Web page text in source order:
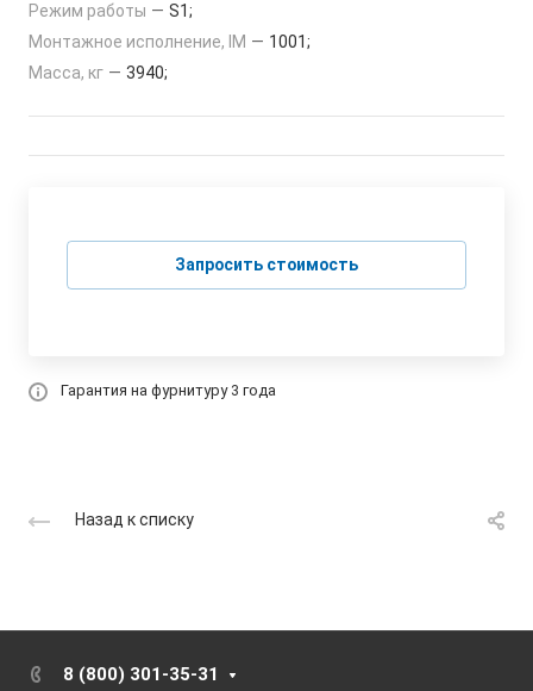
Режим работы — S1;
Монтажное исполнение, IM — 1001;
Масса, кг — 3940;
Запросить стоимость
Гарантия на фурнитуру 3 года
Назад к списку
8 (800) 301-35-31